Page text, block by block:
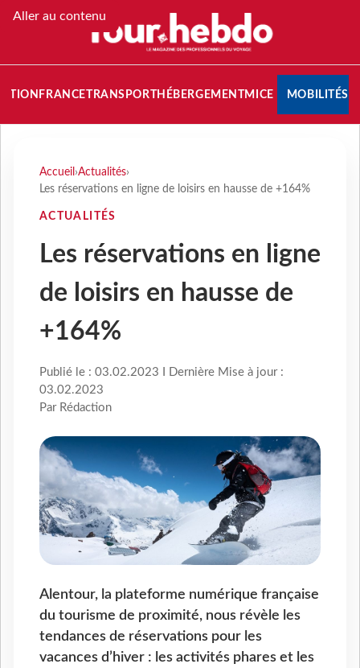
Aller au contenu
FRANCETRANSPORT HÉBERGEMENTMICE MOBILITÉS
Accueil ›Actualités›
Les réservations en ligne de loisirs en hausse de +164%
ACTUALITÉS
Les réservations en ligne
de loisirs en hausse de
+164%
Publié le : 03.02.2023 I Dernière Mise à jour :
03.02.2023
Par Rédaction
Alentour, la plateforme numérique française
du tourisme de proximité, nous révèle les
tendances de réservations pour les
vacances d’hiver : les activités phares et les